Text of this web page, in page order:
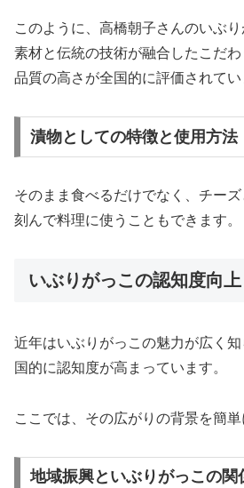
このように、高橋朝子さんのいぶ
素材と伝統の技術が融合したこだ
品質の高さが全国的に評価されてい
漬物としての特徴と使用方法
そのまま食べるだけでなく、チー
刻んで料理に使うこともできます。
いぶりがっこの認知度向上
近年はいぶりがっこの魅力が広く
国的に認知度が高まっています。
ここでは、その広がりの背景を簡単
地域振興といぶりがっこの関